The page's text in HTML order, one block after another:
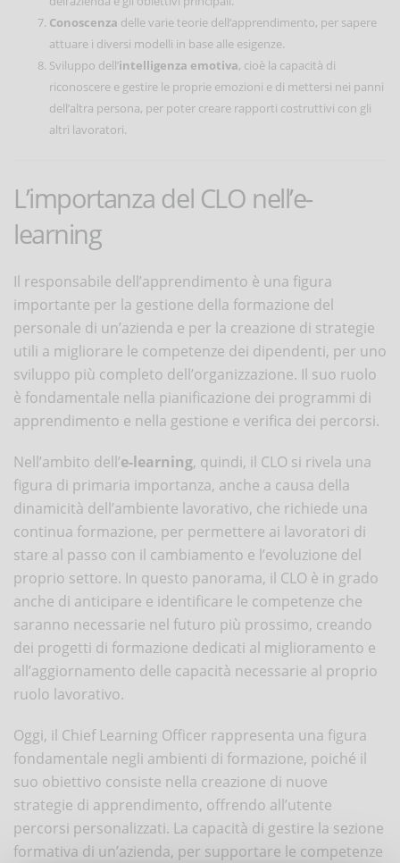
Conoscenza delle varie teorie dell’apprendimento, per sapere
attuare i diversi modelli in base alle esigenze.
Sviluppo dell’intelligenza emotiva, cioè la capacità di
riconoscere e gestire le proprie emozioni e di mettersi nei panni
dell’altra persona, per poter creare rapporti costruttivi con gli
altri lavoratori.
L’importanza del CLO nell’e-
learning
Il responsabile dell’apprendimento è una figura
importante per la gestione della formazione del
personale di un’azienda e per la creazione di strategie
utili a migliorare le competenze dei dipendenti, per uno
sviluppo più completo dell’organizzazione. Il suo ruolo
è fondamentale nella pianificazione dei programmi di
apprendimento e nella gestione e verifica dei percorsi.
Nell’ambito dell’e-learning, quindi, il CLO si rivela una
figura di primaria importanza, anche a causa della
dinamicità dell’ambiente lavorativo, che richiede una
continua formazione, per permettere ai lavoratori di
stare al passo con il cambiamento e l’evoluzione del
proprio settore. In questo panorama, il CLO è in grado
anche di anticipare e identificare le competenze che
saranno necessarie nel futuro più prossimo, creando
dei progetti di formazione dedicati al miglioramento e
all’aggiornamento delle capacità necessarie al proprio
ruolo lavorativo.
Oggi, il Chief Learning Officer rappresenta una figura
fondamentale negli ambienti di formazione, poiché il
suo obiettivo consiste nella creazione di nuove
strategie di apprendimento, offrendo all’utente
percorsi personalizzati. La capacità di gestire la sezione
formativa di un’azienda, per supportare le competenze